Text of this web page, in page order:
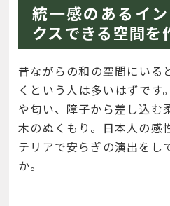
統一感のあるイ
クスできる空間を
昔ながらの和の空間にいる
くという人は多いはずです
や匂い、障子から差し込む
木のぬくもり。日本人の感
テリアで安らぎの演出をし
か。